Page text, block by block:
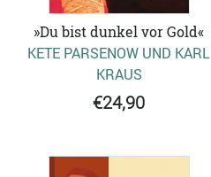
»Du bist dunkel vor Gold«
KETE PARSENOW UND KARL
KRAUS
€24,90